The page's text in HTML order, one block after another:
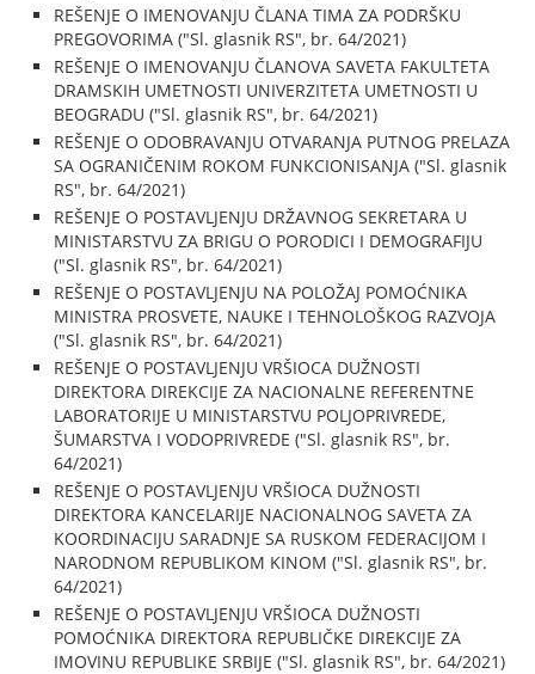
REŠENJE O IMENOVANJU ČLANA TIMA ZA PODRŠKU
PREGOVORIMA ("Sl. glasnik RS", br. 64/2021)
REŠENJE O IMENOVANJU ČLANOVA SAVETA FAKULTETA
DRAMSKIH UMETNOSTI UNIVERZITETA UMETNOSTI U
BEOGRADU ("Sl. glasnik RS", br. 64/2021)
REŠENJE O ODOBRAVANJU OTVARANJA PUTNOG PRELAZA
SA OGRANIČENIM ROKOM FUNKCIONISANJA ("Sl. glasnik
RS", br. 64/2021)
REŠENJE O POSTAVLJENJU DRŽAVNOG SEKRETARA U
MINISTARSTVU ZA BRIGU O PORODICI I DEMOGRAFIJU
("Sl. glasnik RS", br. 64/2021)
REŠENJE O POSTAVLJENJU NA POLOŽAJ POMOĆNIKA
MINISTRA PROSVETE, NAUKE I TEHNOLOŠKOG RAZVOJA
("Sl. glasnik RS", br. 64/2021)
REŠENJE O POSTAVLJENJU VRŠIOCA DUŽNOSTI
DIREKTORA DIREKCIJE ZA NACIONALNE REFERENTNE
LABORATORIJE U MINISTARSTVU POLJOPRIVREDE,
ŠUMARSTVA I VODOPRIVREDE ("Sl. glasnik RS", br.
64/2021)
REŠENJE O POSTAVLJENJU VRŠIOCA DUŽNOSTI
DIREKTORA KANCELARIJE NACIONALNOG SAVETA ZA
KOORDINACIJU SARADNJE SA RUSKOM FEDERACIJOM I
NARODNOM REPUBLIKOM KINOM ("Sl. glasnik RS", br.
64/2021)
REŠENJE O POSTAVLJENJU VRŠIOCA DUŽNOSTI
POMOĆNIKA DIREKTORA REPUBLIČKE DIREKCIJE ZA
IMOVINU REPUBLIKE SRBIJE ("Sl. glasnik RS", br. 64/2021)